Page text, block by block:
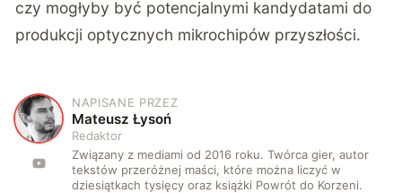
czy mogłyby być potencjalnymi kandydatami do
produkcji optycznych mikrochipów przyszłości.
M
NAPISANE PRZEZ
Mateusz Łysoń
Redaktor
Związany z mediami od 2016 roku. Twórca gier, autor
tekstów przeróżnej maści, które można liczyć w
dziesiątkach tysięcy oraz książki Powrót do Korzeni.